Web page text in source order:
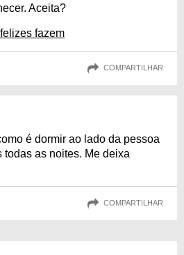
Aceita?
fazem
COMPARTILHAR
é dormir ao lado da pessoa
as noites. Me deixa
COMPARTILHAR